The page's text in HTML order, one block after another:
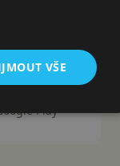
(Free)
Play
VŠE